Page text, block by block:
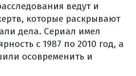
ведут и
которые раскрывают
дела. Сериал имел
с 1987 по 2010 год, а
осовременить и